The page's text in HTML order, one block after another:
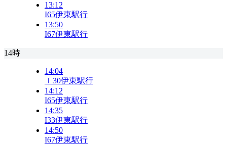
13:12
I65伊東駅行
13:50
I67伊東駅行
14時
14:04
Ｉ30伊東駅行
14:12
I65伊東駅行
14:35
I33伊東駅行
14:50
I67伊東駅行